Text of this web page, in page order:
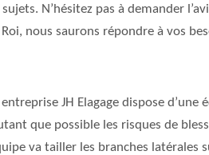
N’hésitez pas à demander
nous saurons répondre à vos
JH Elagage dispose d’une
que possible les risques de
va tailler les branches latérales